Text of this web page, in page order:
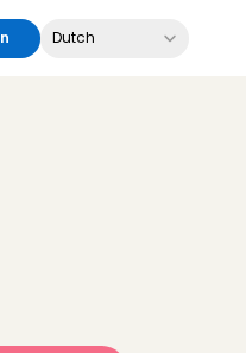
Dutch